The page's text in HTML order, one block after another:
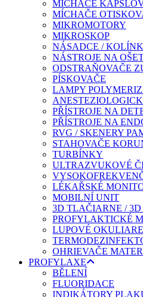
MÍCHAČE
MÍCHAČE
MIKROMOTORY
MIKROSKOP
NÁSADCE /
NÁSTROJE NA
ODSTRAŇOVAČE
PÍSKOVAČE
LAMPY
PŘÍSTROJE NA
PŘÍSTROJE NA
RVG / SKENERY
STAHOVAČE
TURBÍNKY
ULTRAZVUKOVÉ
LÉKAŘSKÉ
MOBILNÍ UNIT
3D TLAČIARNE / 3D
PROFYLAKTICKÉ
LUPOVÉ OKULIARE
OHRIEVAČE
PROFYLAXE
BĚLENÍ
FLUORIDACE
INDIKÁTORY